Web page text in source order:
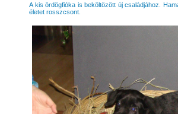
A kis ördögfióka is beköltözött új családjához.
életet rosszcsont.